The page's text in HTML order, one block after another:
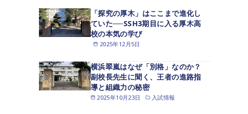
2025年12月5日
「探究の厚木」はここまで進化し
ていた──SSH3期目に入る厚木高
校の本気の学び
2025年10月23日 入試情報
横浜翠嵐はなぜ「別格」なのか？
副校長先生に聞く、王者の進路指
導と組織力の秘密